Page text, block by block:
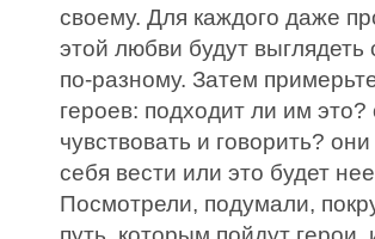
своему. Для каждого даже
этой любви будут
по-разному. Затем
героев: подходит ли им это?
чувствовать и говорить? они
себя вести или это будет
Посмотрели, подумали,